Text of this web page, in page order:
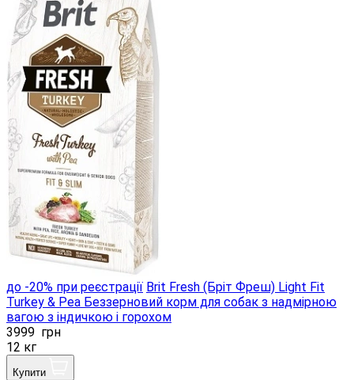
до -20% при реєстрації Brit Fresh (Бріт Фреш) Light Fit
Turkey & Pea Беззерновий корм для собак з надмірною
вагою з індичкою і горохом
3999 грн
12 кг
Купити